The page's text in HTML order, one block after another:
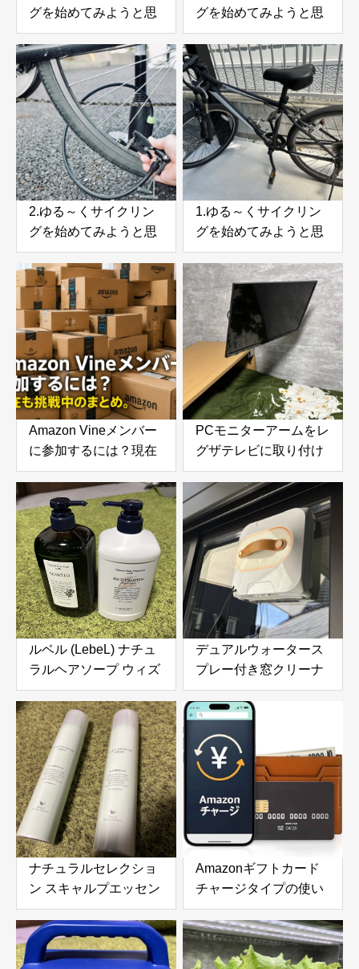
グを始めてみようと思
う。前回気になったこ
との改善
グを始めてみようと思
う。子供と一緒に近所
を走ってみた
2.ゆる～くサイクリン
グを始めてみようと思
う。コンビニまで走っ
てみて気づいたこと
1.ゆる～くサイクリン
グを始めてみようと思
う。準備中に検討した
商品と今の意気込み
Amazon Vineメンバー
に参加するには？現在
も挑戦中のまとめ。招
待される条件やレビュ
ー数・参考になったの
目安
PCモニターアームをレ
グザテレビに取り付け
てみたら快適すぎた！
VESA変換プレートで
実現した便利な使い方
ルベル (LebeL) ナチュ
ラルヘアソープ ウィズ
SW (シーウィード
1000ml) & ナチュラル
ヘアトリートメント ウ
ィズ RP (ライスプロテ
イン 980g) の口コミ・
評判を徹底レビュー｜
使用感やおすすめな人
を解説
デュアルウォータース
プレー付き窓クリーナ
ーロボット 6000Pa吸
引力搭載｜高層ビルの
で掃除できる窓掃除ロ
ボットを徹底レビュー
ナチュラルセレクショ
ン スキャルプエッセン
ススプレー 180g 頭皮
＆ボディ用美容液を徹
底レビュー｜炭酸泡で
Amazonギフトカード
チャージタイプの使い
方とメリットを徹底解
説｜お得な活用方法と
注意点